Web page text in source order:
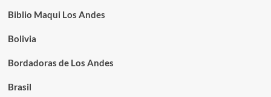
Biblio Maqui Los Andes
Bolivia
Bordadoras de Los Andes
Brasil